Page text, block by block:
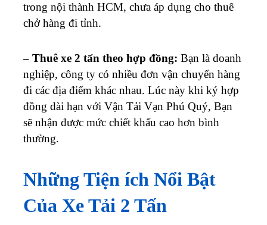
trong nội thành HCM, chưa áp dụng cho thuê
chở hàng đi tỉnh.
– Thuê xe 2 tấn theo hợp đồng: Bạn là doanh
nghiệp, công ty có nhiều đơn vận chuyển hàng
đi các địa điểm khác nhau. Lúc này khi ký hợp
đồng dài hạn với Vận Tải Vạn Phú Quý, Bạn
sẽ nhận được mức chiết khấu cao hơn bình
thường.
Những Tiện ích Nổi Bật
Của Xe Tải 2 Tấn